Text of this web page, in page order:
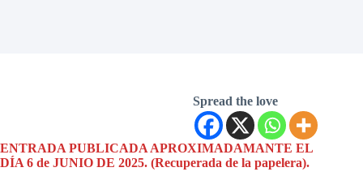
Spread the love
ENTRADA PUBLICADA APROXIMADAMANTE EL
DÍA 6 de JUNIO DE 2025. (Recuperada de la papelera).